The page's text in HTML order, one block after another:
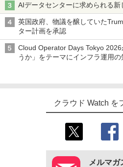
AIデータセンターに求められる
英国政府、物議を醸していた
ター計画を承認
Cloud Operator Days Tokyo
うか」をテーマにインフラ運用の
クラウド Watch を
メルマガ